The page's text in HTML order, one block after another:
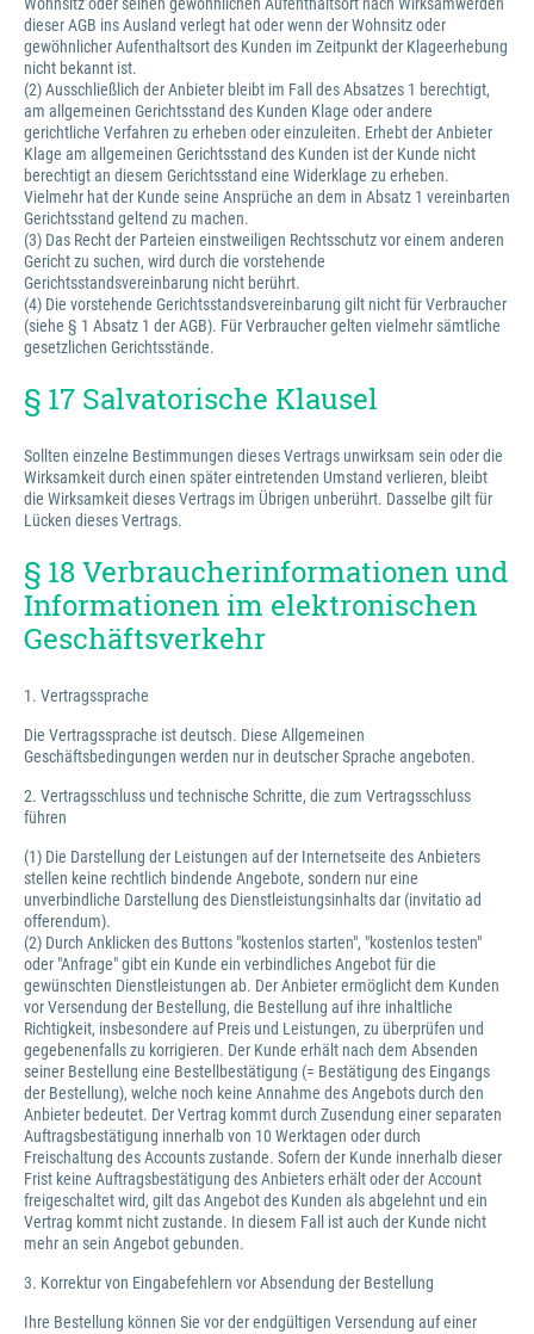
dieser AGB ins Ausland verlegt hat oder wenn der Wohnsitz oder
gewöhnlicher Aufenthaltsort des Kunden im Zeitpunkt der Klageerhebung
nicht bekannt ist.
(2) Ausschließlich der Anbieter bleibt im Fall des Absatzes 1 berechtigt,
am allgemeinen Gerichtsstand des Kunden Klage oder andere
gerichtliche Verfahren zu erheben oder einzuleiten. Erhebt der Anbieter
Klage am allgemeinen Gerichtsstand des Kunden ist der Kunde nicht
berechtigt an diesem Gerichtsstand eine Widerklage zu erheben.
Vielmehr hat der Kunde seine Ansprüche an dem in Absatz 1 vereinbarten
Gerichtsstand geltend zu machen.
(3) Das Recht der Parteien einstweiligen Rechtsschutz vor einem anderen
Gericht zu suchen, wird durch die vorstehende
Gerichtsstandsvereinbarung nicht berührt.
(4) Die vorstehende Gerichtsstandsvereinbarung gilt nicht für Verbraucher
(siehe § 1 Absatz 1 der AGB). Für Verbraucher gelten vielmehr sämtliche
gesetzlichen Gerichtsstände.
§ 17 Salvatorische Klausel
Sollten einzelne Bestimmungen dieses Vertrags unwirksam sein oder die
Wirksamkeit durch einen später eintretenden Umstand verlieren, bleibt
die Wirksamkeit dieses Vertrags im Übrigen unberührt. Dasselbe gilt für
Lücken dieses Vertrags.
§ 18 Verbraucherinformationen und
Informationen im elektronischen
Geschäftsverkehr
1. Vertragssprache
Die Vertragssprache ist deutsch. Diese Allgemeinen
Geschäftsbedingungen werden nur in deutscher Sprache angeboten.
2. Vertragsschluss und technische Schritte, die zum Vertragsschluss
führen
(1) Die Darstellung der Leistungen auf der Internetseite des Anbieters
stellen keine rechtlich bindende Angebote, sondern nur eine
unverbindliche Darstellung des Dienstleistungsinhalts dar (invitatio ad
offerendum).
(2) Durch Anklicken des Buttons "kostenlos starten", "kostenlos testen"
oder "Anfrage" gibt ein Kunde ein verbindliches Angebot für die
gewünschten Dienstleistungen ab. Der Anbieter ermöglicht dem Kunden
vor Versendung der Bestellung, die Bestellung auf ihre inhaltliche
Richtigkeit, insbesondere auf Preis und Leistungen, zu überprüfen und
gegebenenfalls zu korrigieren. Der Kunde erhält nach dem Absenden
seiner Bestellung eine Bestellbestätigung (= Bestätigung des Eingangs
der Bestellung), welche noch keine Annahme des Angebots durch den
Anbieter bedeutet. Der Vertrag kommt durch Zusendung einer separaten
Auftragsbestätigung innerhalb von 10 Werktagen oder durch
Freischaltung des Accounts zustande. Sofern der Kunde innerhalb dieser
Frist keine Auftragsbestätigung des Anbieters erhält oder der Account
freigeschaltet wird, gilt das Angebot des Kunden als abgelehnt und ein
Vertrag kommt nicht zustande. In diesem Fall ist auch der Kunde nicht
mehr an sein Angebot gebunden.
3. Korrektur von Eingabefehlern vor Absendung der Bestellung
Ihre Bestellung können Sie vor der endgültigen Versendung auf einer